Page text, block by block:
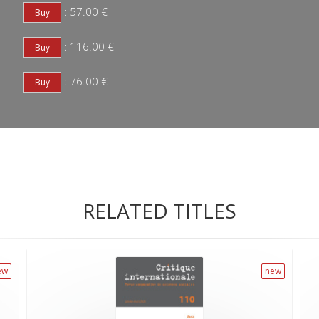
: 57.00 €
: 116.00 €
: 76.00 €
RELATED TITLES
new